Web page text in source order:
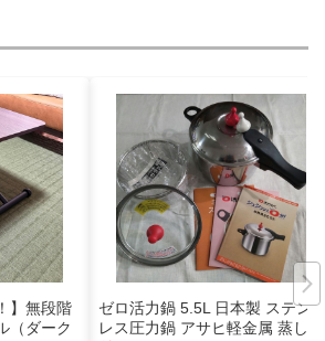
】無段階
（ダーク
ゼロ活力鍋 5.5L 日本製 ステン
レス圧力鍋 アサヒ軽金属 蒸し器